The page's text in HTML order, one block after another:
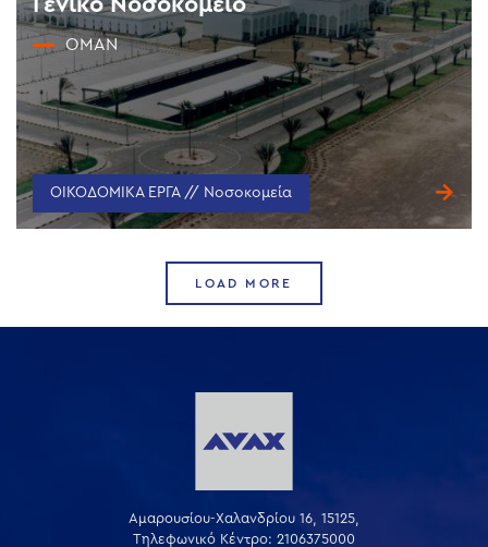
OMAN
ΟΙΚΟΔΟΜΙΚΑ ΕΡΓΑ // Νοσοκομεία
LOAD MORE
Αμαρουσίου-Χαλανδρίου 16, 15125,
Τηλεφωνικό Κέντρο: 2106375000